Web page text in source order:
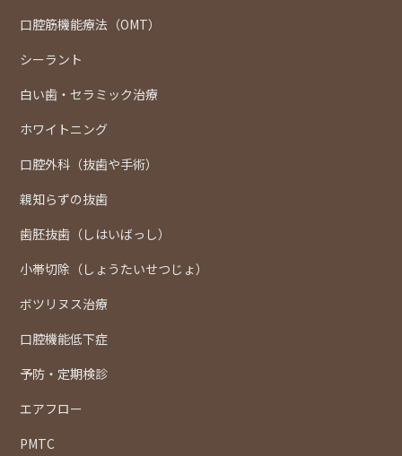
口腔筋機能療法（OMT）
シーラント
白い歯・セラミック治療
ホワイトニング
口腔外科（抜歯や手術）
親知らずの抜歯
歯胚抜歯（しはいばっし）
小帯切除（しょうたいせつじょ）
ボツリヌス治療
口腔機能低下症
予防・定期検診
エアフロー
PMTC